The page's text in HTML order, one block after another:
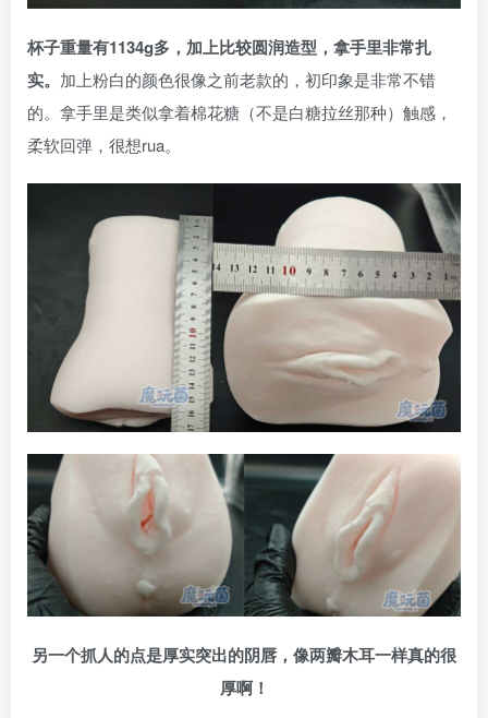
杯子重量有1134g多，加上比较圆润造型，拿手里非常扎
实。 加上粉白的颜色很像之前老款的，初印象是非常不错
的。拿手里是类似拿着棉花糖（不是白糖拉丝那种）触感，
柔软回弹，很想rua。
另一个抓人的点是厚实突出的阴唇，像两瓣木耳一样真的很
厚啊！